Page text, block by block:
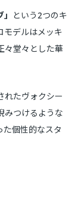
という2つのキ
モデルはメッキ
々堂々とした華
れたヴォクシー
みつけるような
個性的なスタ